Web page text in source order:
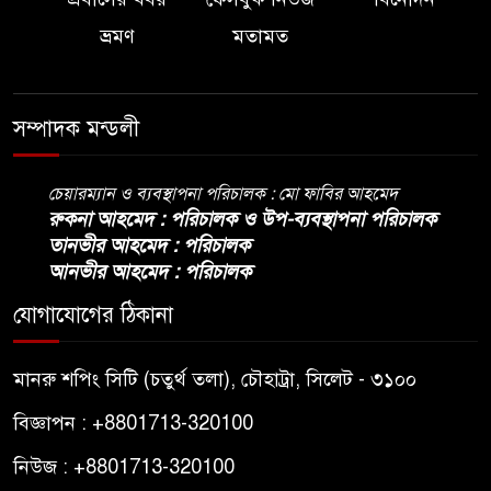
—যুক্তরাষ্ট্রের নতুন নীতি
ভোজ্যতেলের দাম লিটারে ৪ টাকা
ট্রাম্পকে ‘রাজার খোঁচা’ দিলেন
ব্রিটিশ চার্লস, ফরাসি ভাষা নিয়ে
ব্যঙ্গ
ভ্রমণ
মতামত
সম্পাদক মন্ডলী
চেয়ারম্যান ও ব্যবস্থাপনা পরিচালক : মো ফাবির আহমেদ
রুকনা আহমেদ : পরিচালক ও উপ-ব্যবস্থাপনা পরিচালক
তানভীর আহমেদ : পরিচালক
আনভীর আহমেদ : পরিচালক
যোগাযোগের ঠিকানা
মানরু শপিং সিটি (চতুর্থ তলা), চৌহাট্রা, সিলেট - ৩১০০
বিজ্ঞাপন : +8801713-320100
নিউজ : +8801713-320100